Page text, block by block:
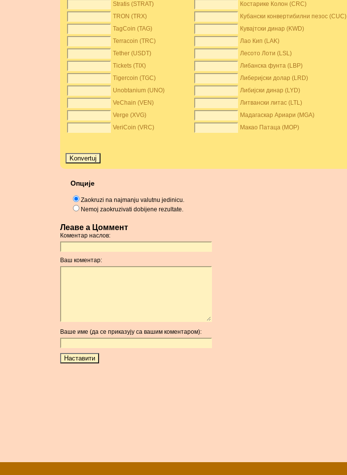
Stratis (STRAT)
Костарике Колон (CRC)
TRON (TRX)
Кубански конвертибилни пезос (CUC)
TagCoin (TAG)
Кувајтски динар (KWD)
Terracoin (TRC)
Лао Кип (LAK)
Tether (USDT)
Лесото Лоти (LSL)
Tickets (TIX)
Либанска фунта (LBP)
Tigercoin (TGC)
Либеријски долар (LRD)
Unobtanium (UNO)
Либијски динар (LYD)
VeChain (VEN)
Литвански литас (LTL)
Verge (XVG)
Мадагаскар Ариари (MGA)
VeriCoin (VRC)
Макао Патаца (MOP)
Опције
Zaokruzi na najmanju valutnu jedinicu.
Nemoj zaokruzivati dobijene rezultate.
Леаве а Цоммент
Коментар наслов:
Ваш коментар:
Ваше име (да се приказују са вашим коментаром):